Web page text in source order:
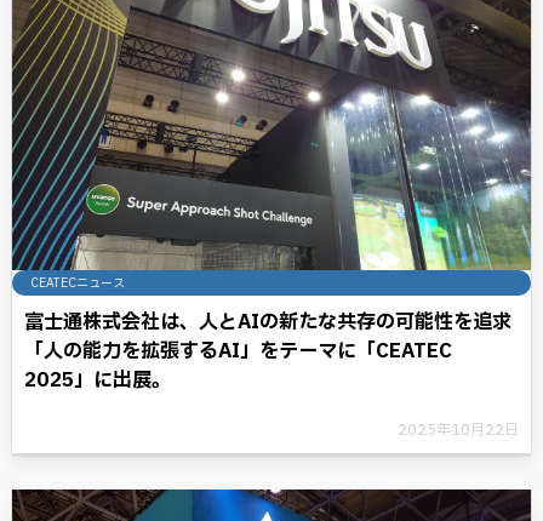
CEATECニュース
富士通株式会社は、人とAIの新たな共存の可能性を追求
「人の能力を拡張するAI」をテーマに「CEATEC
2025」に出展。
2025年10月22日